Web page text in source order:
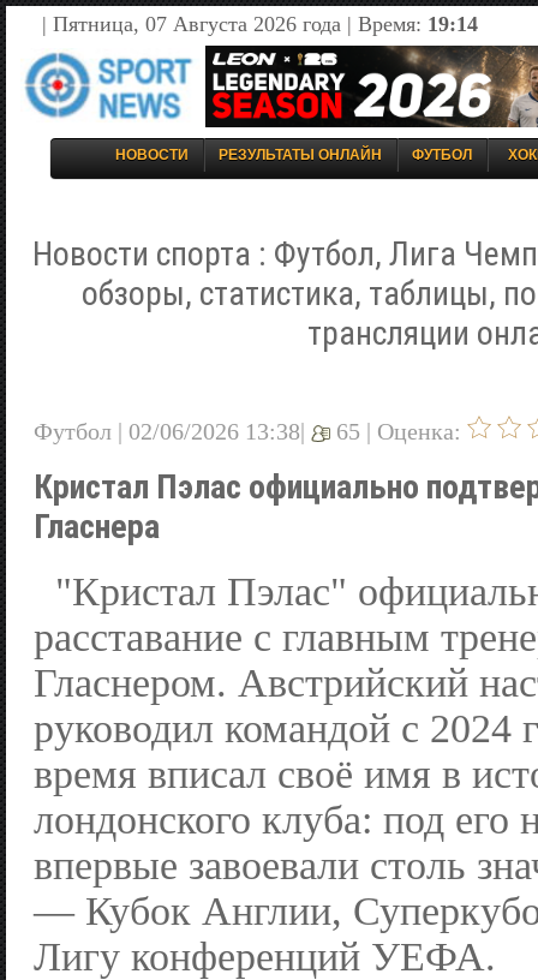
| Пятница, 07 Августа 2026 года | Время: 19:14
НОВОСТИ РЕЗУЛЬТАТЫ ОНЛАЙН ФУТБОЛ
Новости спорта : Футбол, Лига
обзоры, статистика, таблицы,
трансляции
Футбол | 02/06/2026 13:38| 65 | Оценка:
Кристал Пэлас официально
Гласнера
"Кристал Пэлас"
расставание с главным
Гласнером. Австрийский
руководил командой с 2024
время вписал своё имя в
лондонского клуба: под
впервые завоевали столь
— Кубок Англии,
Лигу конференций УЕФА.